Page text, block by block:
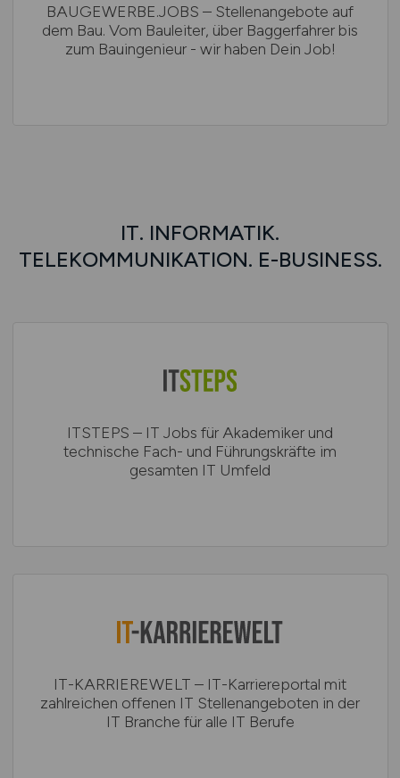
BAUGEWERBE.JOBS – Stellenangebote auf
dem Bau. Vom Bauleiter, über Baggerfahrer bis
zum Bauingenieur - wir haben Dein Job!
IT. INFORMATIK.
TELEKOMMUNIKATION. E-BUSINESS.
ITSTEPS – IT Jobs für Akademiker und
technische Fach- und Führungskräfte im
gesamten IT Umfeld
IT-KARRIEREWELT – IT-Karriereportal mit
zahlreichen offenen IT Stellenangeboten in der
IT Branche für alle IT Berufe